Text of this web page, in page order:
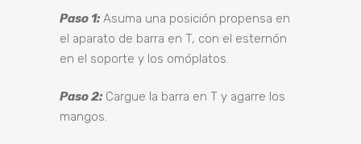
Paso 1: Asuma una posición propensa en
el aparato de barra en T, con el esternón
en el soporte y los omóplatos.
Paso 2: Cargue la barra en T y agarre los
mangos.